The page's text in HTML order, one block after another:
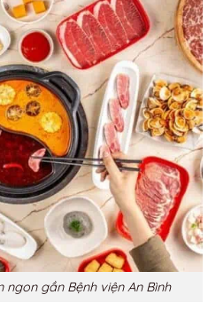
ngon gần Bệnh viện An Bình